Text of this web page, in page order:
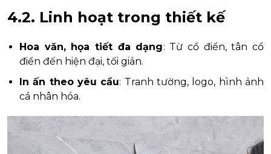
4.2. Linh hoạt trong thiết kế
Hoa văn, họa tiết đa dạng: Từ cổ điển, tân cổ
điển đến hiện đại, tối giản.
In ấn theo yêu cầu: Tranh tường, logo, hình ảnh
cá nhân hóa.